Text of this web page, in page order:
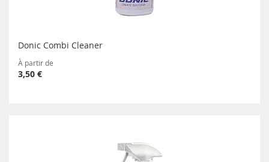
Donic Combi Cleaner
À partir de
3,50 €